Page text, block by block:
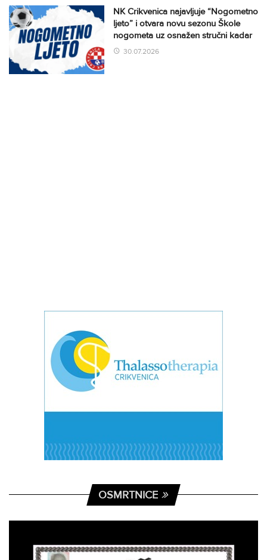
NK Crikvenica najavljuje “Nogometno
ljeto” i otvara novu sezonu Škole
nogometa uz osnažen stručni kadar
30.07.2026
OSMRTNICE